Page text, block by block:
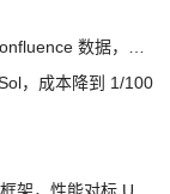
，成本降到 1/100